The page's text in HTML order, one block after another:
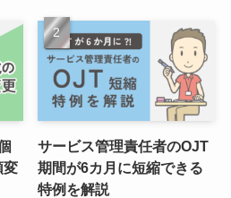
変
サービス管理責任者のOJT
期間が6カ月に短縮できる
特例を解説